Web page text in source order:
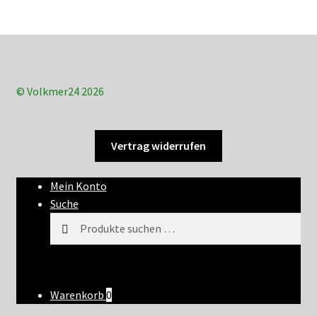
© Volkmer24 2026
Vertrag widerrufen
Mein Konto
Suche
Warenkorb 0